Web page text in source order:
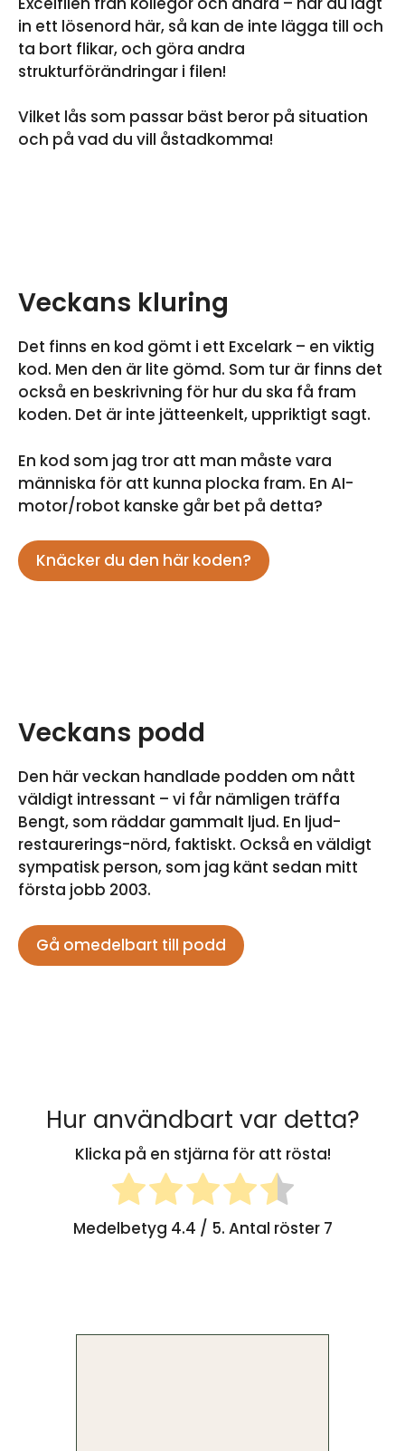
in ett lösenord här, så kan de inte lägga till och
ta bort flikar, och göra andra
strukturförändringar i filen!
Vilket lås som passar bäst beror på situation
och på vad du vill åstadkomma!
Veckans kluring
Det finns en kod gömt i ett Excelark – en viktig
kod. Men den är lite gömd. Som tur är finns det
också en beskrivning för hur du ska få fram
koden. Det är inte jätteenkelt, uppriktigt sagt.
En kod som jag tror att man måste vara
människa för att kunna plocka fram. En AI-
motor/robot kanske går bet på detta?
Knäcker du den här koden?
Veckans podd
Den här veckan handlade podden om nått
väldigt intressant – vi får nämligen träffa
Bengt, som räddar gammalt ljud. En ljud-
restaurerings-nörd, faktiskt. Också en väldigt
sympatisk person, som jag känt sedan mitt
första jobb 2003.
Gå omedelbart till podd
Hur användbart var detta?
Klicka på en stjärna för att rösta!
Medelbetyg 4.4 / 5. Antal röster 7